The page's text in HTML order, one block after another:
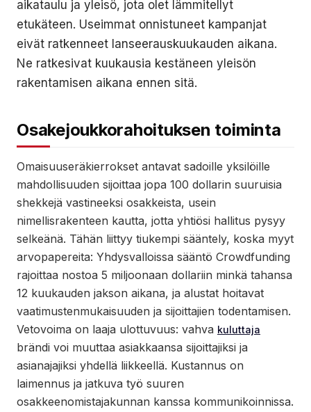
aikataulu ja yleisö, jota olet lämmitellyt
etukäteen. Useimmat onnistuneet kampanjat
eivät ratkenneet lanseerauskuukauden aikana.
Ne ratkesivat kuukausia kestäneen yleisön
rakentamisen aikana ennen sitä.
Osakejoukkorahoituksen toiminta
Omaisuuseräkierrokset antavat sadoille yksilöille
mahdollisuuden sijoittaa jopa 100 dollarin suuruisia
shekkejä vastineeksi osakkeista, usein
nimellisrakenteen kautta, jotta yhtiösi hallitus pysyy
selkeänä. Tähän liittyy tiukempi sääntely, koska myyt
arvopapereita: Yhdysvalloissa sääntö Crowdfunding
rajoittaa nostoa 5 miljoonaan dollariin minkä tahansa
12 kuukauden jakson aikana, ja alustat hoitavat
vaatimustenmukaisuuden ja sijoittajien todentamisen.
Vetovoima on laaja ulottuvuus: vahva kuluttaja
brändi voi muuttaa asiakkaansa sijoittajiksi ja
asianajajiksi yhdellä liikkeellä. Kustannus on
laimennus ja jatkuva työ suuren
osakkeenomistajakunnan kanssa kommunikoinnissa.